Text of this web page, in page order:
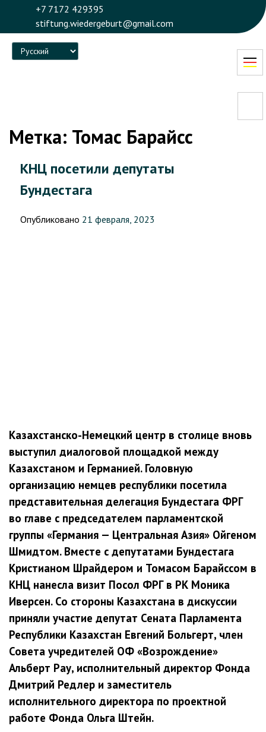
+7 7172 429395
stiftung.wiedergeburt@gmail.com
Language
Метка: Томас Барайсс
КНЦ посетили депутаты
Бундестага
Опубликовано 21 февраля, 2023
Казахстанско-Немецкий центр в столице вновь
выступил диалоговой площадкой между
Казахстаном и Германией. Головную
организацию немцев республики посетила
представительная делегация Бундестага ФРГ
во главе с председателем парламентской
группы «Германия — Центральная Азия» Ойгеном
Шмидтом. Вместе с депутатами Бундестага
Кристианом Шрайдером и Томасом Барайссом в
КНЦ нанесла визит Посол ФРГ в РК Моника
Иверсен. Со стороны Казахстана в дискуссии
приняли участие депутат Сената Парламента
Республики Казахстан Евгений Больгерт, член
Совета учредителей ОФ «Возрождение»
Альберт Рау, исполнительный директор Фонда
Дмитрий Редлер и заместитель
исполнительного директора по проектной
работе Фонда Ольга Штейн.